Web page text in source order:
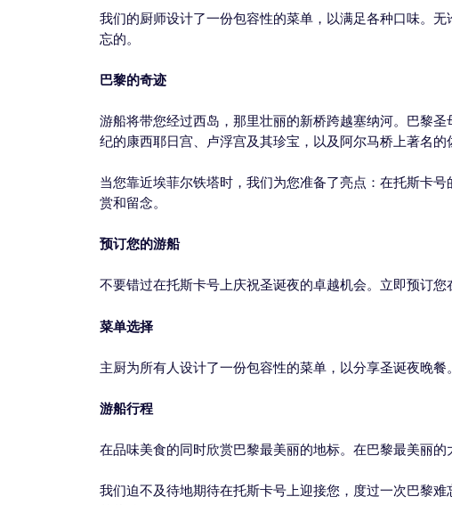
我们的厨师设计了一份包容性的菜单，以满足各种口味。
忘的。
巴黎的奇迹
游船将带您经过西岛，那里壮丽的新桥跨越塞纳河。巴黎
纪的康西耶日宫、卢浮宫及其珍宝，以及阿尔马桥上著名的
当您靠近埃菲尔铁塔时，我们为您准备了亮点：在托斯卡
赏和留念。
预订您的游船
不要错过在托斯卡号上庆祝圣诞夜的卓越机会。立即预订
菜单选择
主厨为所有人设计了一份包容性的菜单，以分享圣诞夜晚
游船行程
在品味美食的同时欣赏巴黎最美丽的地标。在巴黎最美丽
我们迫不及待地期待在托斯卡号上迎接您，度过一次巴黎